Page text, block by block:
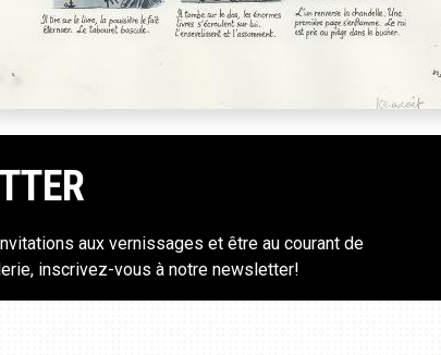
aux vernissages et être au courant de
inscrivez-vous à notre newsletter!